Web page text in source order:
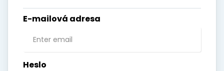
Oznámení
Databáze řešení
Stav systému
E-mailová adresa
Heslo